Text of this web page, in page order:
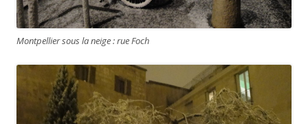
Montpellier sous la neige : rue Foch